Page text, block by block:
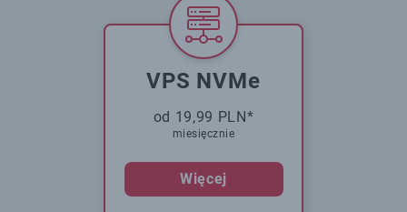
VPS NVMe
od 19,99 PLN*
miesięcznie
Więcej